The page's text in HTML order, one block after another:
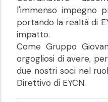
l'immenso impegno
portando la realtà di
impatto.
Come Gruppo
orgogliosi di avere,
due nostri soci nel
Direttivo di EYCN.